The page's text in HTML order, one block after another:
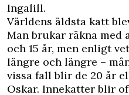
Ingalill.
Världens äldsta katt
Man brukar räkna med
och 15 år, men enligt
längre och längre –
vissa fall blir de 20 år
Oskar. Innekatter blir